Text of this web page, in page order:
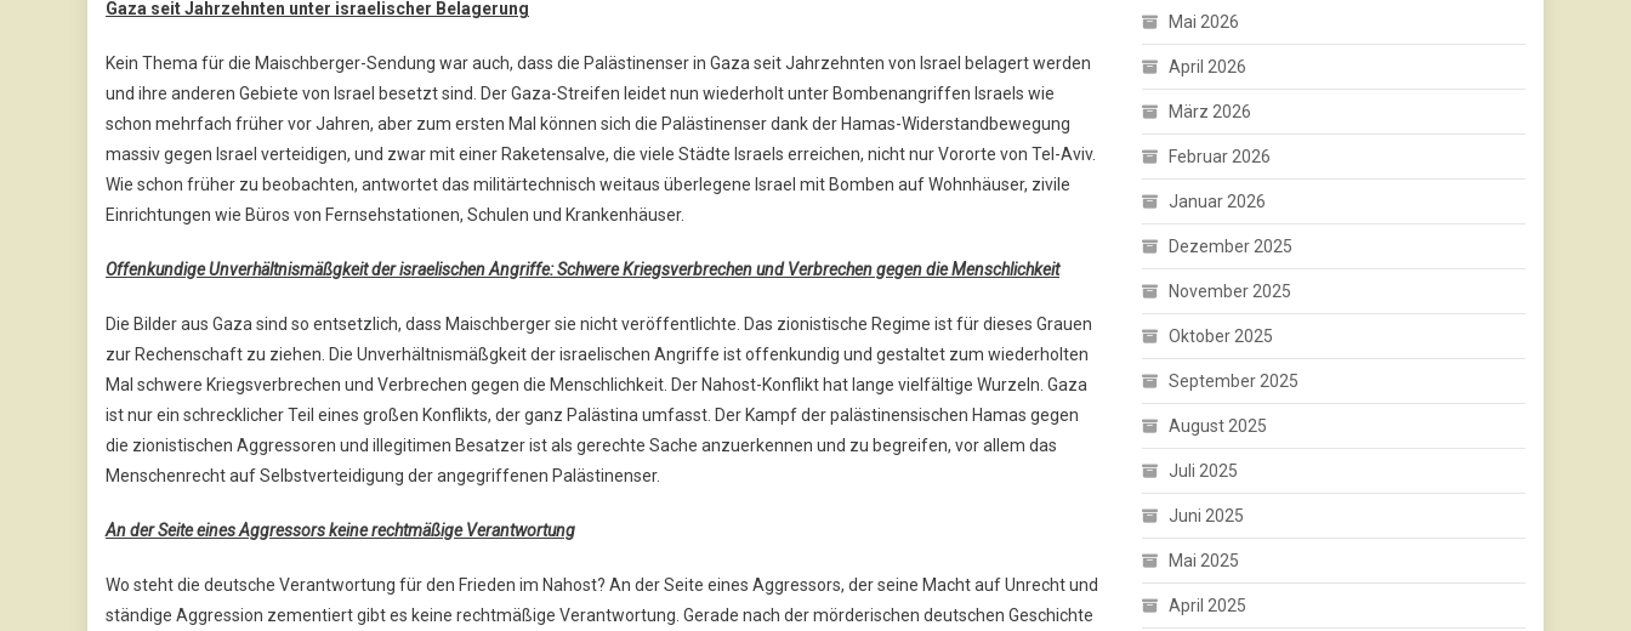
Gaza seit Jahrzehnten unter israelischer Belagerung
Kein Thema für die Maischberger-Sendung war auch, dass die Palästinenser in Gaza seit Jahrzehnten von Israel belagert werden
und ihre anderen Gebiete von Israel besetzt sind. Der Gaza-Streifen leidet nun wiederholt unter Bombenangriffen Israels wie
schon mehrfach früher vor Jahren, aber zum ersten Mal können sich die Palästinenser dank der Hamas-Widerstandbewegung
massiv gegen Israel verteidigen, und zwar mit einer Raketensalve, die viele Städte Israels erreichen, nicht nur Vororte von Tel-Aviv.
Wie schon früher zu beobachten, antwortet das militärtechnisch weitaus überlegene Israel mit Bomben auf Wohnhäuser, zivile
Einrichtungen wie Büros von Fernsehstationen, Schulen und Krankenhäuser.
Offenkundige Unverhältnismäßgkeit der israelischen Angriffe: Schwere Kriegsverbrechen und Verbrechen gegen die Menschlichkeit
Die Bilder aus Gaza sind so entsetzlich, dass Maischberger sie nicht veröffentlichte. Das zionistische Regime ist für dieses Grauen
zur Rechenschaft zu ziehen. Die Unverhältnismäßgkeit der israelischen Angriffe ist offenkundig und gestaltet zum wiederholten
Mal schwere Kriegsverbrechen und Verbrechen gegen die Menschlichkeit. Der Nahost-Konflikt hat lange vielfältige Wurzeln. Gaza
ist nur ein schrecklicher Teil eines großen Konflikts, der ganz Palästina umfasst. Der Kampf der palästinensischen Hamas gegen
die zionistischen Aggressoren und illegitimen Besatzer ist als gerechte Sache anzuerkennen und zu begreifen, vor allem das
Menschenrecht auf Selbstverteidigung der angegriffenen Palästinenser.
An der Seite eines Aggressors keine rechtmäßige Verantwortung
Wo steht die deutsche Verantwortung für den Frieden im Nahost? An der Seite eines Aggressors, der seine Macht auf Unrecht und
ständige Aggression zementiert gibt es keine rechtmäßige Verantwortung. Gerade nach der mörderischen deutschen Geschichte
Mai 2026
April 2026
März 2026
Februar 2026
Januar 2026
Dezember 2025
November 2025
Oktober 2025
September 2025
August 2025
Juli 2025
Juni 2025
Mai 2025
April 2025